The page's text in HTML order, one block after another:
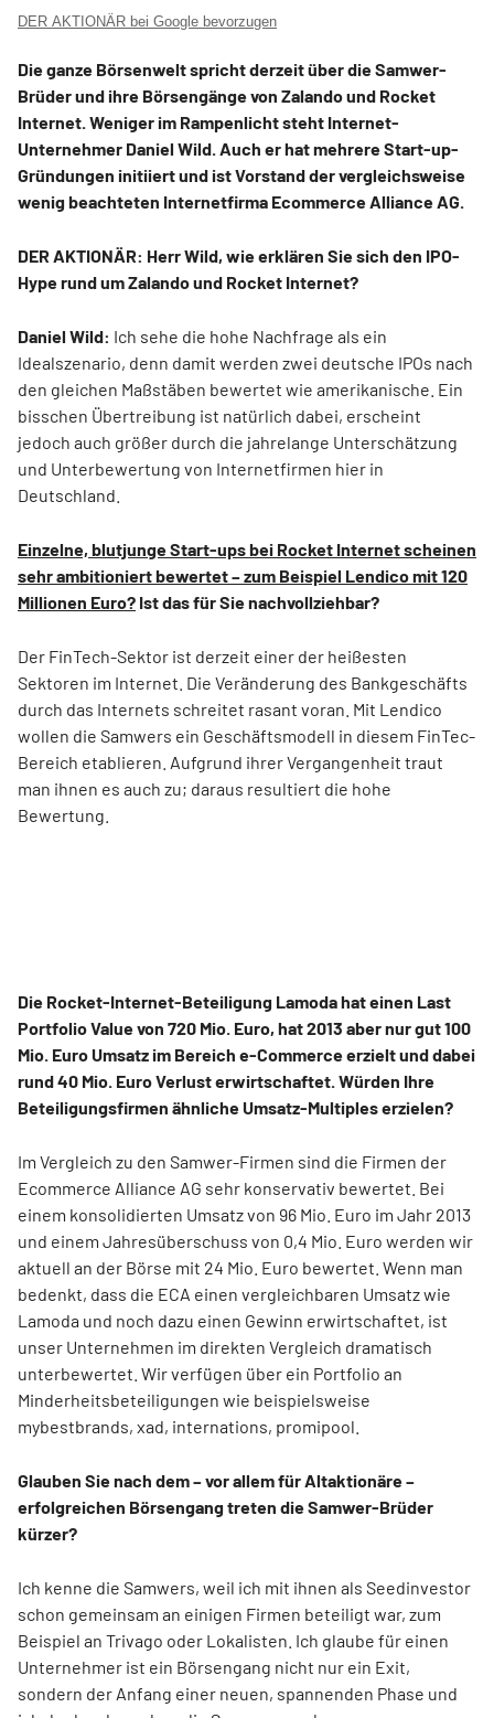
DER AKTIONÄR bei Google bevorzugen
Die ganze Börsenwelt spricht derzeit über die Samwer-
Brüder und ihre Börsengänge von Zalando und Rocket
Internet. Weniger im Rampenlicht steht Internet-
Unternehmer Daniel Wild. Auch er hat mehrere Start-up-
Gründungen initiiert und ist Vorstand der vergleichsweise
wenig beachteten Internetfirma Ecommerce Alliance AG.
DER AKTIONÄR: Herr Wild, wie erklären Sie sich den IPO-
Hype rund um Zalando und Rocket Internet?
Daniel Wild: Ich sehe die hohe Nachfrage als ein
Idealszenario, denn damit werden zwei deutsche IPOs nach
den gleichen Maßstäben bewertet wie amerikanische. Ein
bisschen Übertreibung ist natürlich dabei, erscheint
jedoch auch größer durch die jahrelange Unterschätzung
und Unterbewertung von Internetfirmen hier in
Deutschland.
Einzelne, blutjunge Start-ups bei Rocket Internet scheinen
sehr ambitioniert bewertet – zum Beispiel Lendico mit 120
Millionen Euro? Ist das für Sie nachvollziehbar?
Der FinTech-Sektor ist derzeit einer der heißesten
Sektoren im Internet. Die Veränderung des Bankgeschäfts
durch das Internets schreitet rasant voran. Mit Lendico
wollen die Samwers ein Geschäftsmodell in diesem FinTec-
Bereich etablieren. Aufgrund ihrer Vergangenheit traut
man ihnen es auch zu; daraus resultiert die hohe
Bewertung.
Die Rocket-Internet-Beteiligung Lamoda hat einen Last
Portfolio Value von 720 Mio. Euro, hat 2013 aber nur gut 100
Mio. Euro Umsatz im Bereich e-Commerce erzielt und dabei
rund 40 Mio. Euro Verlust erwirtschaftet. Würden Ihre
Beteiligungsfirmen ähnliche Umsatz-Multiples erzielen?
Im Vergleich zu den Samwer-Firmen sind die Firmen der
Ecommerce Alliance AG sehr konservativ bewertet. Bei
einem konsolidierten Umsatz von 96 Mio. Euro im Jahr 2013
und einem Jahresüberschuss von 0,4 Mio. Euro werden wir
aktuell an der Börse mit 24 Mio. Euro bewertet. Wenn man
bedenkt, dass die ECA einen vergleichbaren Umsatz wie
Lamoda und noch dazu einen Gewinn erwirtschaftet, ist
unser Unternehmen im direkten Vergleich dramatisch
unterbewertet. Wir verfügen über ein Portfolio an
Minderheitsbeteiligungen wie beispielsweise
mybestbrands, xad, internations, promipool.
Glauben Sie nach dem – vor allem für Altaktionäre –
erfolgreichen Börsengang treten die Samwer-Brüder
kürzer?
Ich kenne die Samwers, weil ich mit ihnen als Seedinvestor
schon gemeinsam an einigen Firmen beteiligt war, zum
Beispiel an Trivago oder Lokalisten. Ich glaube für einen
Unternehmer ist ein Börsengang nicht nur ein Exit,
sondern der Anfang einer neuen, spannenden Phase und